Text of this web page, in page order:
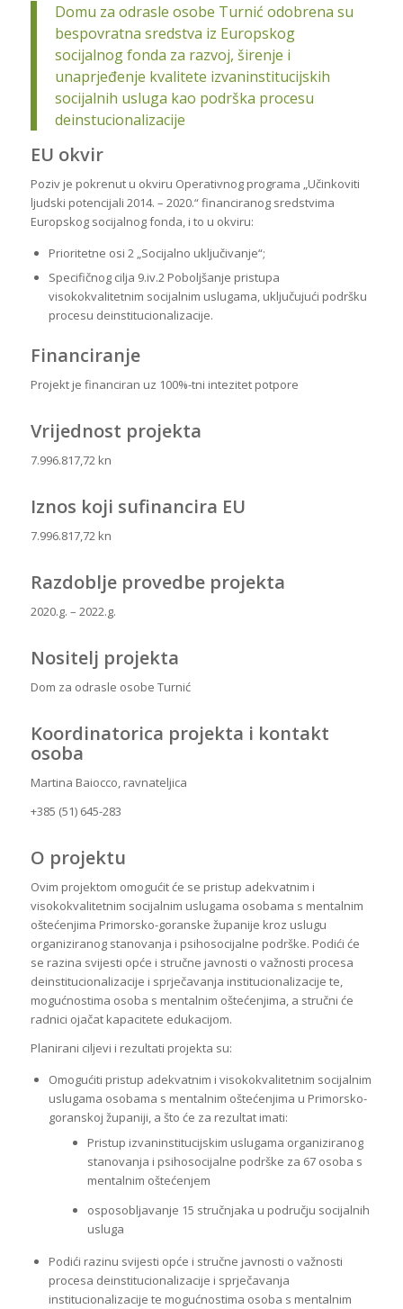
Domu za odrasle osobe Turnić odobrena su
bespovratna sredstva iz Europskog
socijalnog fonda za razvoj, širenje i
unaprjeđenje kvalitete izvaninstitucijskih
socijalnih usluga kao podrška procesu
deinstucionalizacije
EU okvir
Poziv je pokrenut u okviru Operativnog programa „Učinkoviti
ljudski potencijali 2014. – 2020.“ financiranog sredstvima
Europskog socijalnog fonda, i to u okviru:
Prioritetne osi 2 „Socijalno uključivanje“;
Specifičnog cilja 9.iv.2 Poboljšanje pristupa
visokokvalitetnim socijalnim uslugama, uključujući podršku
procesu deinstitucionalizacije.
Financiranje
Projekt je financiran uz 100%-tni intezitet potpore
Vrijednost projekta
7.996.817,72 kn
Iznos koji sufinancira EU
7.996.817,72 kn
Razdoblje provedbe projekta
2020.g. – 2022.g.
Nositelj projekta
Dom za odrasle osobe Turnić
Koordinatorica projekta i kontakt
osoba
Martina Baiocco, ravnateljica
+385 (51) 645-283
O projektu
Ovim projektom omogućit će se pristup adekvatnim i
visokokvalitetnim socijalnim uslugama osobama s mentalnim
oštećenjima Primorsko-goranske županije kroz uslugu
organiziranog stanovanja i psihosocijalne podrške. Podići će
se razina svijesti opće i stručne javnosti o važnosti procesa
deinstitucionalizacije i sprječavanja institucionalizacije te,
mogućnostima osoba s mentalnim oštećenjima, a stručni će
radnici ojačat kapacitete edukacijom.
Planirani ciljevi i rezultati projekta su:
Omogućiti pristup adekvatnim i visokokvalitetnim socijalnim
uslugama osobama s mentalnim oštećenjima u Primorsko-
goranskoj županiji, a što će za rezultat imati:
Pristup izvaninstitucijskim uslugama organiziranog
stanovanja i psihosocijalne podrške za 67 osoba s
mentalnim oštećenjem
osposobljavanje 15 stručnjaka u području socijalnih
usluga
Podići razinu svijesti opće i stručne javnosti o važnosti
procesa deinstitucionalizacije i sprječavanja
institucionalizacije te mogućnostima osoba s mentalnim